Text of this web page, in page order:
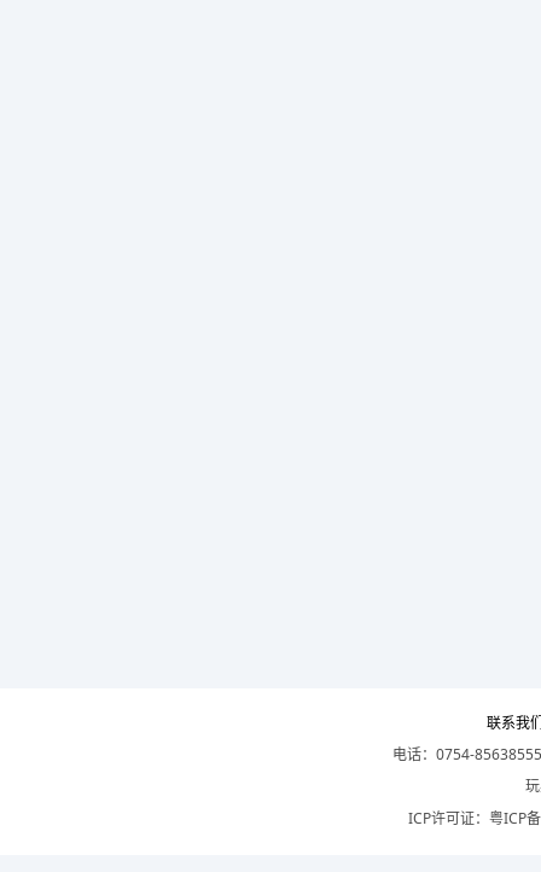
联系我
电话：0754-
ICP许可证： 粤ICP